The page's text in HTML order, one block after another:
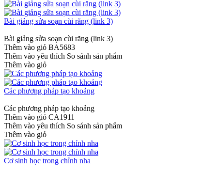
Bài giảng sửa soạn cùi răng (link 3)
Bài giảng sửa soạn cùi răng (link 3)
Thêm vào giỏ BA5683
Thêm vào yêu thích So sánh sản phẩm
Thêm vào giỏ
Các phương pháp tạo khoảng
Các phương pháp tạo khoảng
Thêm vào giỏ CA1911
Thêm vào yêu thích So sánh sản phẩm
Thêm vào giỏ
Cơ sinh học trong chỉnh nha